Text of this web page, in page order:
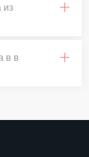
из
в в